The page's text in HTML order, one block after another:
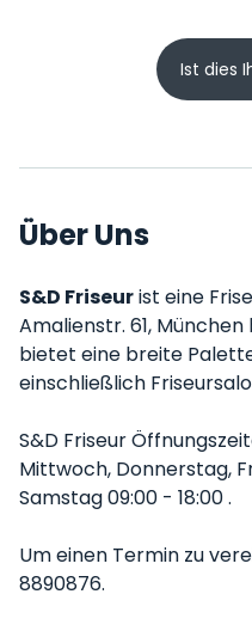
Ist dies
Über Uns
S&D Friseurist eine
Amalienstr. 61,
bietet eine breite
einschließlich
S&D Friseur
Mittwoch, Donnerstag,
Samstag 09:00 - 18:00 .
Um einen Termin zu
8890876.